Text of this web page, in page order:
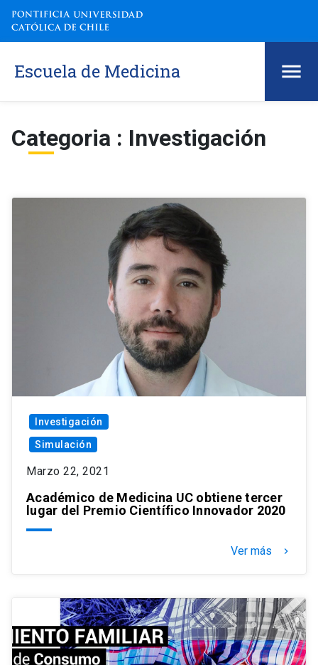
Escuela de Medicina
Categoria : Investigación
Investigación
Simulación
Marzo 22, 2021
Académico de Medicina UC obtiene tercer
lugar del Premio Científico Innovador 2020
Ver más keyboard_arrow_right